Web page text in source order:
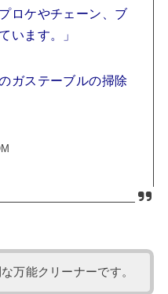
ロケやチェーン、ブ
います。」
ガステーブルの掃除
万能クリーナーです。